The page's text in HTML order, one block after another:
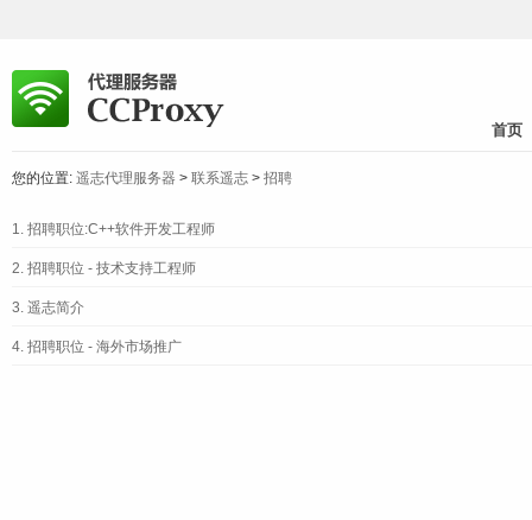
首页
您的位置: 遥志代理服务器 > 联系遥志 > 招聘
1. 招聘职位:C++软件开发工程师
2. 招聘职位 - 技术支持工程师
3. 遥志简介
4. 招聘职位 - 海外市场推广